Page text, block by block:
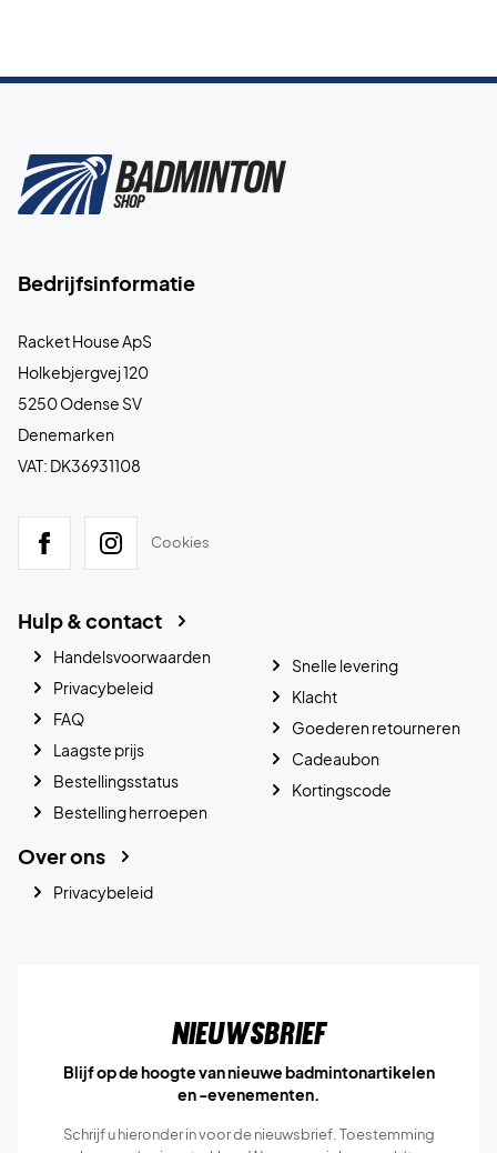
Bedrijfsinformatie
Racket House ApS
Holkebjergvej 120
5250 Odense SV
Denemarken
VAT: DK36931108
Cookies
Hulp & contact
Handelsvoorwaarden
Privacybeleid
FAQ
Laagste prijs
Bestellingsstatus
Bestelling herroepen
Snelle levering
Klacht
Goederen retourneren
Cadeaubon
Kortingscode
Over ons
Privacybeleid
Nieuwsbrief
Blijf op de hoogte van nieuwe badmintonartikelen
en -evenementen.
Schrijf u hieronder in voor de nieuwsbrief. Toestemming